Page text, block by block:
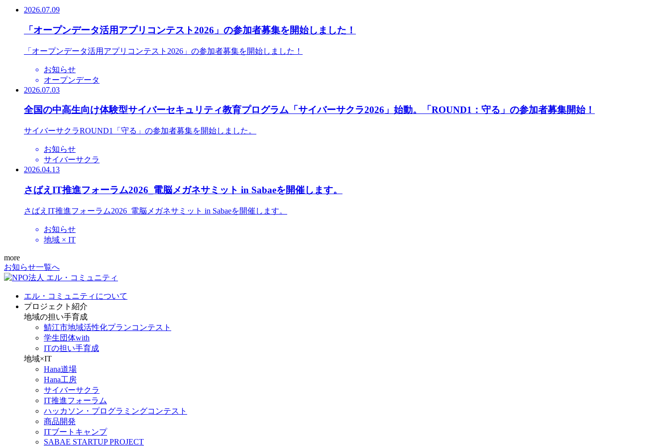
2026.07.09
「オープンデータ活用アプリコンテスト2026」の参加者募集を開始しました！
「オープンデータ活用アプリコンテスト2026」の参加者募集を開始しました！
お知らせ
オープンデータ
2026.07.03
全国の中高生向け体験型サイバーセキュリティ教育プログラム「サイバーサクラ2026」始動。「ROUND1：守る」の参加者募集開始！
サイバーサクラROUND1「守る」の参加者募集を開始しました。
お知らせ
サイバーサクラ
2026.04.13
さばえIT推進フォーラム2026_電脳メガネサミット in Sabaeを開催します。
さばえIT推進フォーラム2026_電脳メガネサミット in Sabaeを開催します。
お知らせ
地域 × IT
more
お知らせ一覧へ
エル・コミュニティについて
プロジェクト紹介
地域の担い手育成
鯖江市地域活性化プランコンテスト
学生団体with
ITの担い手育成
地域×IT
Hana道場
Hana工房
サイバーサクラ
IT推進フォーラム
ハッカソン・プログラミングコンテスト
商品開発
ITブートキャンプ
SABAE STARTUP PROJECT